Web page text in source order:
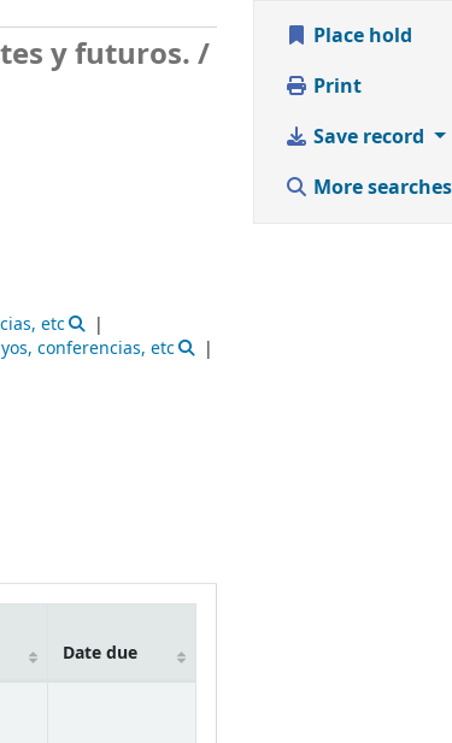
y futuros. /
etc
conferencias, etc
Date due
Place hold
Print
Save record
More searches